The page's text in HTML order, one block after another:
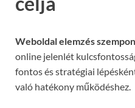
Weboldal elemzés
online jelenlét
fontos és stratégiai
való hatékony működéshez.